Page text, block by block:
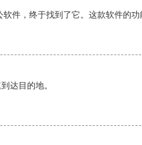
件，终于找到了它。这款软件的
达目的地。